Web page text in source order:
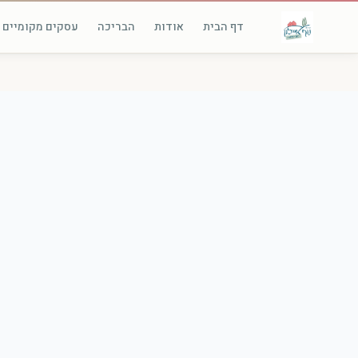
דף הבית אודות הבריכה עסקים מקומיים